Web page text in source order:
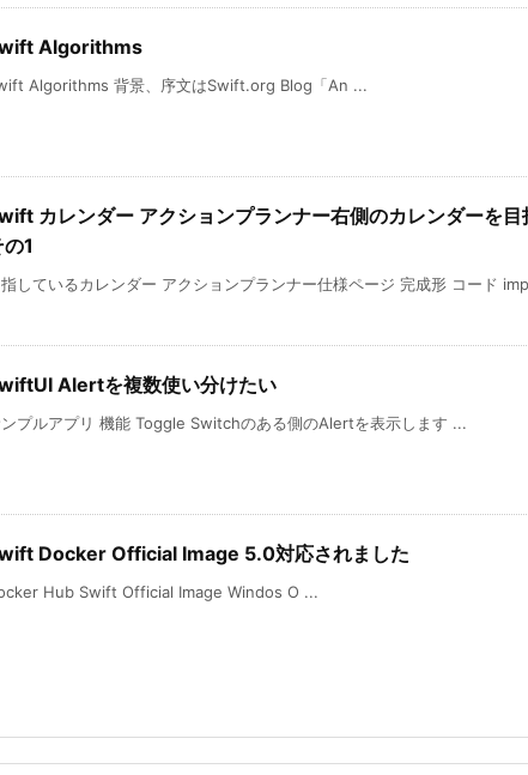
Algorithms
Algorithms 背景、序文はSwift.org Blog「An ...
カレンダー アクションプランナー右側のカレンダーを
の1
指しているカレンダー アクションプランナー仕様ページ 完成形 コード
Alertを複数使い分けたい
プルアプリ 機能 Toggle Switchのある側のAlertを表示します ...
Docker Official Image 5.0対応されました
Hub Swift Official Image Windos O ...